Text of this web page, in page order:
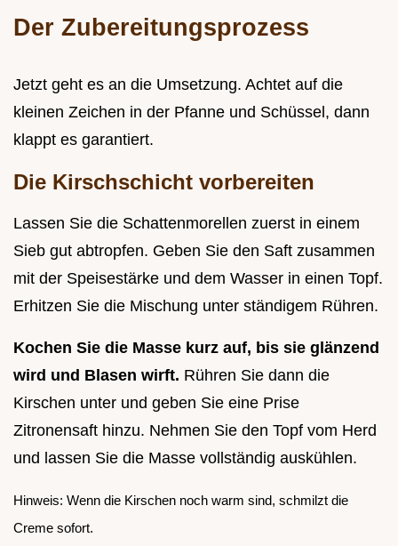
Der Zubereitungsprozess
Jetzt geht es an die Umsetzung. Achtet auf die
kleinen Zeichen in der Pfanne und Schüssel, dann
klappt es garantiert.
Die Kirschschicht vorbereiten
Lassen Sie die Schattenmorellen zuerst in einem
Sieb gut abtropfen. Geben Sie den Saft zusammen
mit der Speisestärke und dem Wasser in einen Topf.
Erhitzen Sie die Mischung unter ständigem Rühren.
Kochen Sie die Masse kurz auf, bis sie glänzend
wird und Blasen wirft. Rühren Sie dann die
Kirschen unter und geben Sie eine Prise
Zitronensaft hinzu. Nehmen Sie den Topf vom Herd
und lassen Sie die Masse vollständig auskühlen.
Hinweis: Wenn die Kirschen noch warm sind, schmilzt die
Creme sofort.